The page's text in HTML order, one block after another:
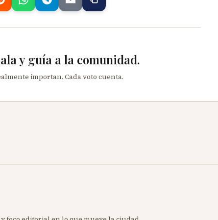
y guía a la comunidad.
importan. Cada voto cuenta.